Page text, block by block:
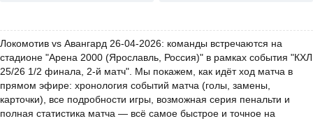
Локомотив vs Авангард 26-04-2026: команды встречаются на
стадионе "Арена 2000 (Ярославль, Россия)" в рамках события "КХЛ
25/26 1/2 финала, 2-й матч". Мы покажем, как идёт ход матча в
прямом эфире: хронология событий матча (голы, замены,
карточки), все подробности игры, возможная серия пенальти и
полная статистика матча — всё самое быстрое и точное на